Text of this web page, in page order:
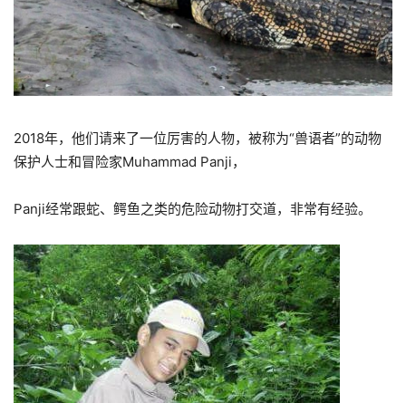
2018年，他们请来了一位厉害的人物，被称为“兽语者”的动物
保护人士和冒险家Muhammad Panji，
Panji经常跟蛇、鳄鱼之类的危险动物打交道，非常有经验。